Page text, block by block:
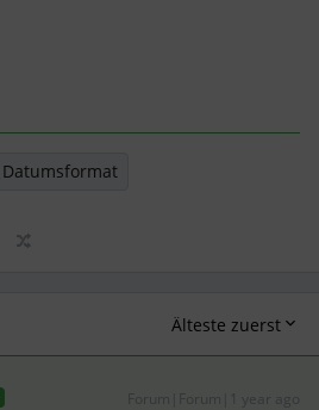
Datumsformat
Älteste zuerst